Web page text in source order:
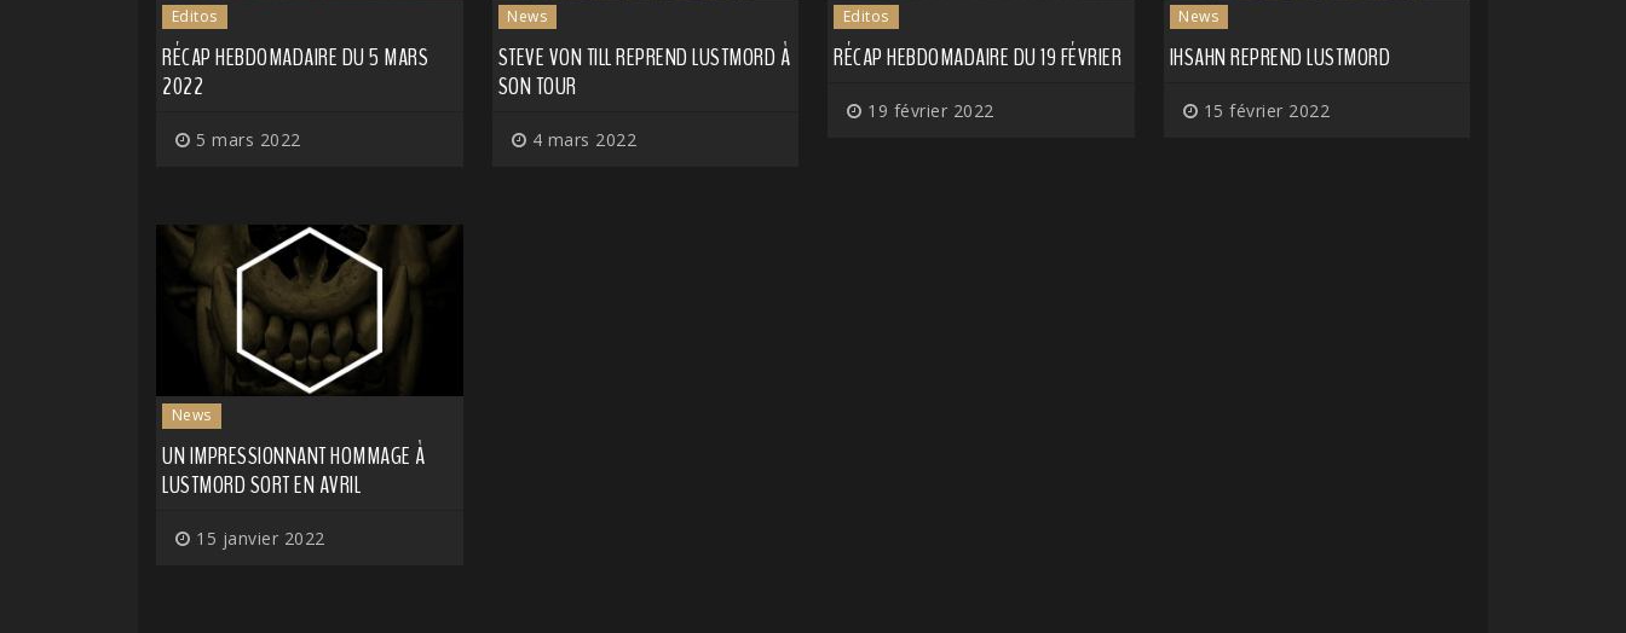
Editos
RÉCAP HEBDOMADAIRE DU 5 MARS
2022
5 mars 2022
News
STEVE VON TILL REPREND LUSTMORD À
SON TOUR
4 mars 2022
Editos
RÉCAP HEBDOMADAIRE DU 19 FÉVRIER
19 février 2022
News
IHSAHN REPREND LUSTMORD
15 février 2022
News
UN IMPRESSIONNANT HOMMAGE À
LUSTMORD SORT EN AVRIL
15 janvier 2022